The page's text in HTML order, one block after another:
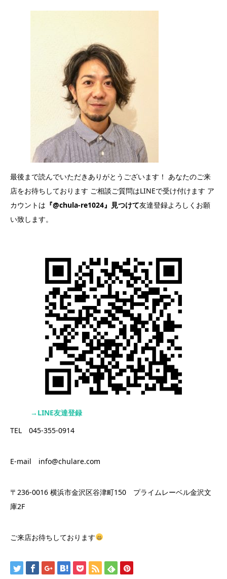
最後まで読んでいただきありがとうございます！ あなたのご来
店をお待ちしております ご相談ご質問はLINEで受け付けます ア
カウントは 『@chula-re1024』見つけて友達登録よろしくお願
い致します。
→LINE友達登録
TEL 045-355-0914
E-mail info@chulare.com
〒236-0016 横浜市金沢区谷津町150 プライムレーベル金沢文
庫2F
ご来店お待ちしております